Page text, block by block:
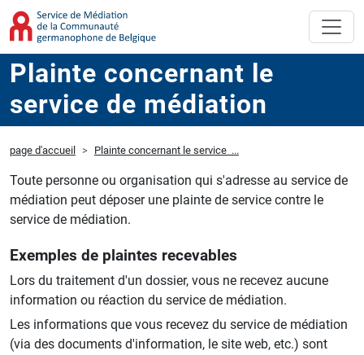
Plainte concernant le
service de médiation
page d'accueil Plainte concernant le service ...
Toute personne ou organisation qui s'adresse au service de
médiation peut déposer une plainte de service contre le
service de médiation.
Exemples de plaintes recevables
Lors du traitement d'un dossier, vous ne recevez aucune
information ou réaction du service de médiation.
Les informations que vous recevez du service de médiation
(via des documents d'information, le site web, etc.) sont